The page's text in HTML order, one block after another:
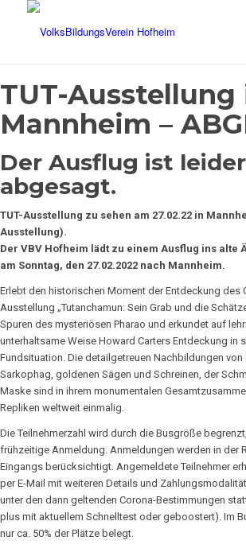
TUT-Ausstellung
Mannheim –
Der Ausflug ist leider
abgesagt.
TUT-Ausstellung zu sehen am 27.02.22 in
Ausstellung).
Der VBV Hofheim lädt zu einem Ausflug ins alte
am Sonntag, den 27.02.2022 nach Mannheim.
Erlebt den historischen Moment der Entdeckung des
Ausstellung „Tutanchamun: Sein Grab und die
Spuren des mysteriösen Pharao und erkundet auf
unterhaltsame Weise Howard Carters Entdeckung in
Fundsituation. Die detailgetreuen Nachbildungen von
Sarkophag, goldenen Sägen und Schreinen, der
Maske sind in ihrem monumentalen
Repliken weltweit einmalig.
Die Teilnehmerzahl wird durch die Busgröße
frühzeitige Anmeldung. Anmeldungen werden in der
Eingangs berücksichtigt. Angemeldete Teilnehmer
per E-Mail mit weiteren Details und
unter den dann geltenden Corona-Bestimmungen
plus mit aktuellem Schnelltest oder geboostert). Im
nur ca. 50% der Plätze belegt.